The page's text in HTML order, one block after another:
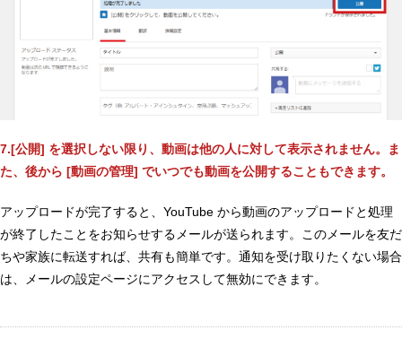
7.[公開] を選択しない限り、動画は他の人に対して表示されません。ま
た、後から [動画の管理] でいつでも動画を公開することもできます。
アップロードが完了すると、YouTube から動画のアップロードと処理
が終了したことをお知らせするメールが送られます。このメールを友だ
ちや家族に転送すれば、共有も簡単です。通知を受け取りたくない場合
は、メールの設定ページにアクセスして無効にできます。